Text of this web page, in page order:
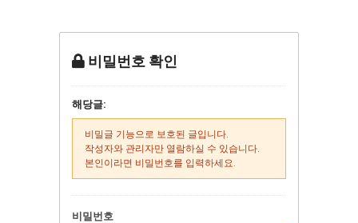
비밀번호 확인
해당글:
비밀글 기능으로 보호된 글입니다.
작성자와 관리자만 열람하실 수 있습니다.
본인이라면 비밀번호를 입력하세요.
비밀번호